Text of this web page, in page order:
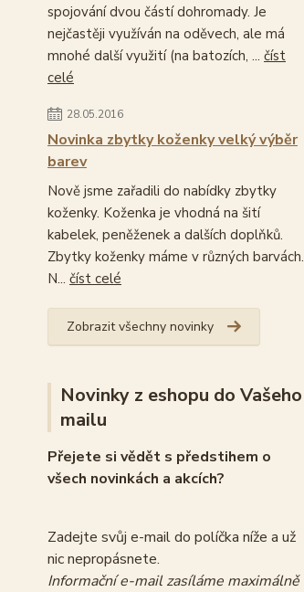
spojování dvou částí dohromady. Je
nejčastěji využíván na oděvech, ale má
mnohé další využití (na batozích, ... číst
celé
28.05.2016
Novinka zbytky koženky velký výběr
barev
Nově jsme zařadili do nabídky zbytky
koženky. Koženka je vhodná na šití
kabelek, peněženek a dalších doplňků.
Zbytky koženky máme v různých barvách.
N... číst celé
Zobrazit všechny novinky
Novinky z eshopu do Vašeho
mailu
Přejete si vědět s předstihem o
všech novinkách a akcích?
Zadejte svůj e-mail do políčka níže a už
nic nepropásnete.
Informační e-mail zasíláme maximálně